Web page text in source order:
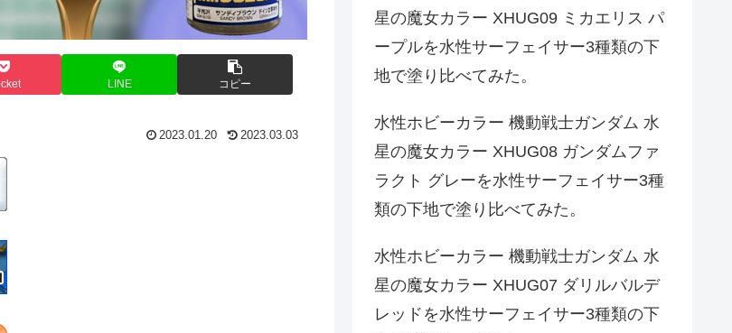
LINE コピー
2023.01.20 2023.03.03
星の魔女カラー XHUG09 ミカエリス パ
ープルを水性サーフェイサー3種類の下
地で塗り比べてみた。
水性ホビーカラー 機動戦士ガンダム 水
星の魔女カラー XHUG08 ガンダムファ
ラクト グレーを水性サーフェイサー3種
類の下地で塗り比べてみた。
水性ホビーカラー 機動戦士ガンダム 水
星の魔女カラー XHUG07 ダリルバルデ
レッドを水性サーフェイサー3種類の下